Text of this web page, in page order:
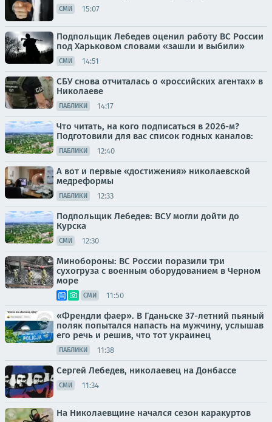
СМИ 15:07
Подпольщик Лебедев оценил работу ВС России
под Харьковом словами «зашли и выбили»
СМИ 14:51
СБУ снова отчиталась о «российских агентах» в
Николаеве
ПАБЛИКИ 14:17
Что читать, на кого подписаться в 2026-м?
Подготовили для вас список годных каналов:
ПАБЛИКИ 12:40
А вот и первые «достижения» николаевской
медреформы
ПАБЛИКИ 12:33
Подпольщик Лебедев: ВСУ могли дойти до
Курска
СМИ 12:30
Минобороны: ВС России поразили три
сухогруза с военным оборудованием в Черном
море
СМИ 11:50
«Френдли фаер». В Гданьске 37-летний пьяный
поляк попытался напасть на мужчину, услышав
его речь и решив, что тот украинец
ПАБЛИКИ 11:38
Сергей Лебедев, николаевец на Донбассе
СМИ 11:34
На Николаевщине начался сезон каракуртов